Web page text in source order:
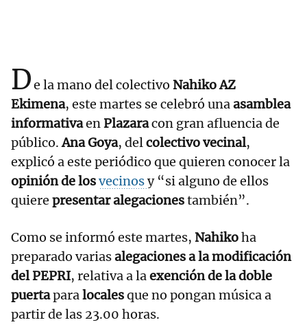
De la mano del colectivo Nahiko AZ
Ekimena, este martes se celebró unaasamblea
informativaenPlazaracon gran afluencia de
público.Ana Goya, delcolectivo vecinal,
explicó a este periódico que quieren conocer la
opinión de losvecinosy “si alguno de ellos
quiere presentar alegacionestambién”.
Como se informó este martes, Nahikoha
preparado variasalegaciones a la modificación
del PEPRI, relativa a laexención de la doble
puertaparalocalesque no pongan música a
partir de las 23.00 horas.